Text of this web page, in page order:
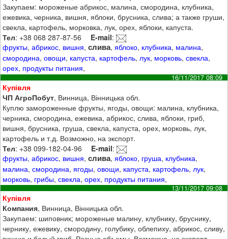
Закупаем: мороженые абрикос, малина, смородина, клубника,
ежевика, черника, вишня, яблоки, брусника, слива; а также груши,
свекла, картофель, морковка, лук, орех, яблоки, капуста.
Тел: +38 068 287-87-56 E-mail:
фрукты,абрикос, вишня,слива,яблоко, клубника, малина,
смородина,овощи, капуста, картофель,лук, морковь,свекла,
орех, продукты питания,
16/11/2017 08:09
Купівля
ЧП АгроПобут, Винница, Вінницька обл.
Куплю замороженные фрукты, ягоды, овощи: малина, клубника,
черника, смородина, ежевика, абрикос, слива, яблоки, гриб,
вишня, брусника, груша, свекла, капуста, орех, морковь, лук,
картофель и т.д. Возможно, на экспорт.
Тел: +38 099-182-04-96 E-mail:
фрукты,абрикос, вишня,слива,яблоко, груша, клубника,
малина,смородина,ягоды,овощи, капуста, картофель, лук,
морковь, грибы,свекла,орех, продукты питания,
13/11/2017 09:08
Купівля
Компания, Винница, Вінницька обл.
Закупаем: шиповник; мороженые малину, клубнику, бруснику,
чернику, ежевику, смородину, голубику, облепиху, абрикос, сливу,